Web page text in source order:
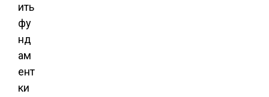
ить
фу
нд
ам
ент
ки